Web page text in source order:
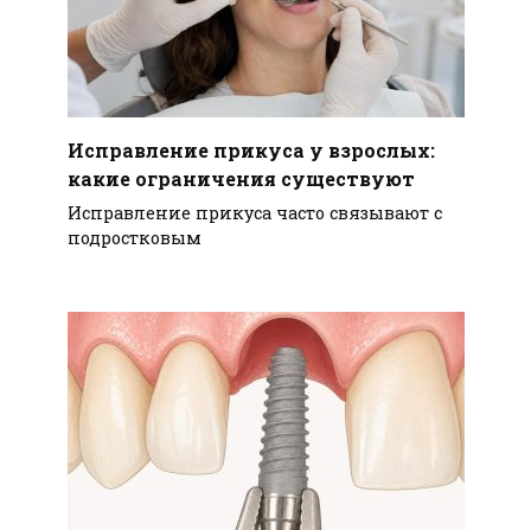
Исправление прикуса у взрослых:
какие ограничения существуют
Исправление прикуса часто связывают с
подростковым